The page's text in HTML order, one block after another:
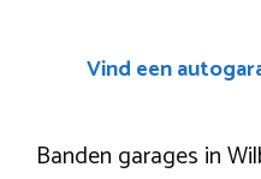
Vind een
Banden garages in